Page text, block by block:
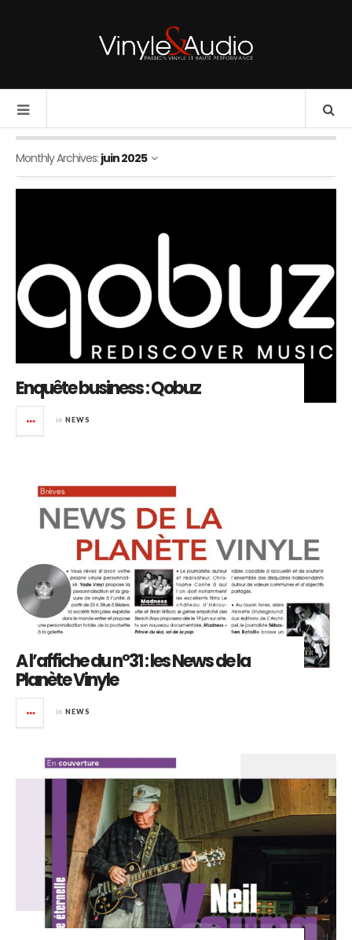
Monthly Archives: juin 2025
Enquête business : Qobuz
in NEWS
A l’affiche du n°31 : les News de la
Planète Vinyle
in NEWS